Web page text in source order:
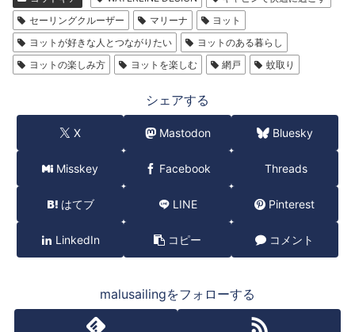
セーリングクルーザー
マリーナ
ヨット
ヨットが好きな人とつながりたい
ヨットのある暮らし
ヨットの楽しみ方
ヨットを楽しむ 網戸 蚊取り
シェアする
X Mastodon Bluesky
Misskey Facebook Threads
はてブ LINE Pinterest
LinkedIn コピー コメント
malusailingをフォローする